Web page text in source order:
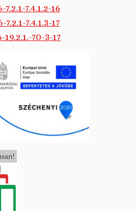
7.2.1-7.4.1.2-16
7.2.1-7.4.1.3-17
19.2.1.-70-3-17